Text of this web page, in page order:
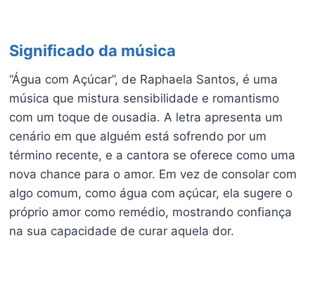
Significado da música
“Água com Açúcar”, de Raphaela Santos, é uma
música que mistura sensibilidade e romantismo
com um toque de ousadia. A letra apresenta um
cenário em que alguém está sofrendo por um
término recente, e a cantora se oferece como uma
nova chance para o amor. Em vez de consolar com
algo comum, como água com açúcar, ela sugere o
próprio amor como remédio, mostrando confiança
na sua capacidade de curar aquela dor.